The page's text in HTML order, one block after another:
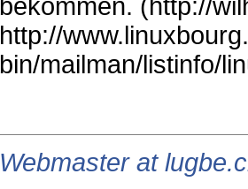
bekommen. (http://
http://
bin/mailman/listinfo/
Webmaster at